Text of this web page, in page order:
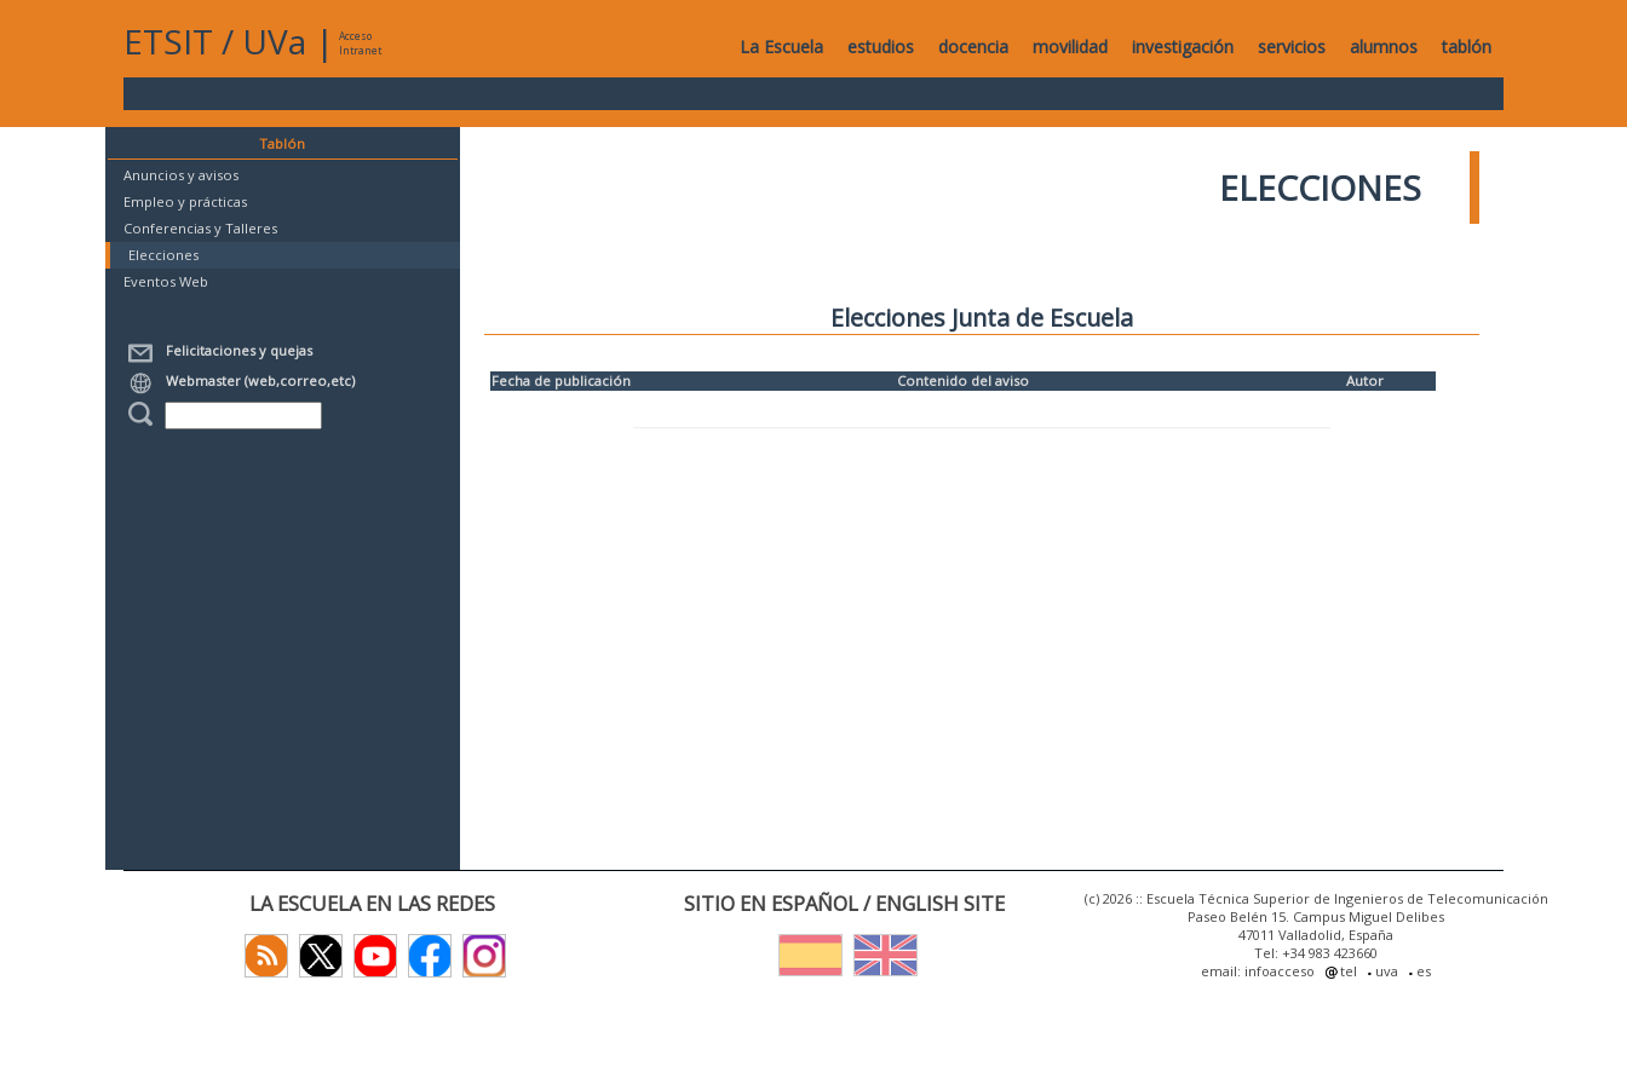
ETSIT / UVa |
Acceso
Intranet
La Escuela estudios docencia movilidad investigación servicios alumnos tablón
Tablón
Anuncios y avisos
Empleo y prácticas
Conferencias y Talleres
Elecciones
Eventos Web
Felicitaciones y quejas
Webmaster (web,correo,etc)
ELECCIONES
Elecciones Junta de Escuela
Fecha de publicación Contenido del aviso Autor
LA ESCUELA EN LAS REDES SITIO EN ESPAÑOL / ENGLISH SITE
(c) 2026 :: Escuela Técnica Superior de Ingenieros de Telecomunicación
Paseo Belén 15. Campus Miguel Delibes
47011 Valladolid, España
Tel: +34 983 423660
email: infoacceso
tel uva es